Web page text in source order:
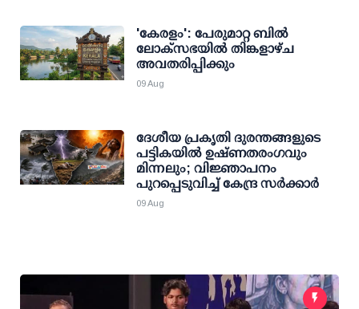
'കേരളം': പേരുമാറ്റ ബില്‍
ലോക്സഭയില്‍ തിങ്കളാഴ്ച
അവതരിപ്പിക്കും
09 Aug
ദേശീയ പ്രകൃതി ദുരന്തങ്ങളുടെ
പട്ടികയില്‍ ഉഷ്ണതരംഗവും
മിന്നലും; വിജ്ഞാപനം
പുറപ്പെടുവിച്ച് കേന്ദ്ര സര്‍ക്കാര്‍
09 Aug